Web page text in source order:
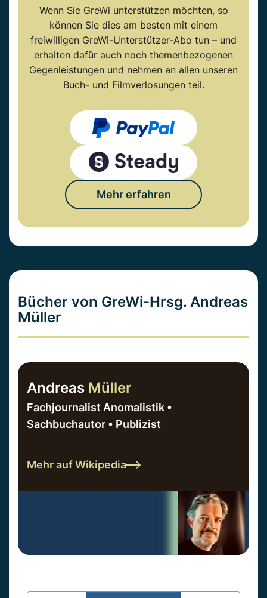
Wenn Sie GreWi unterstützen möchten, so
können Sie dies am besten mit einem
freiwilligen GreWi-Unterstützer-Abo tun – und
erhalten dafür auch noch themenbezogenen
Gegenleistungen und nehmen an allen unseren
Buch- und Filmverlosungen teil.
Mehr erfahren
Bücher von GreWi-Hrsg. Andreas
Müller
Andreas Müller
Fachjournalist Anomalistik •
Sachbuchautor • Publizist
Mehr auf Wikipedia